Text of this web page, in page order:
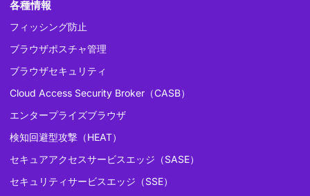
各種情報
フィッシング防止
ブラウザポスチャ管理
ブラウザセキュリティ
Cloud Access Security Broker（CASB）
エンタープライズブラウザ
検知回避型攻撃（HEAT）
セキュアアクセスサービスエッジ（SASE）
セキュリティサービスエッジ（SSE）